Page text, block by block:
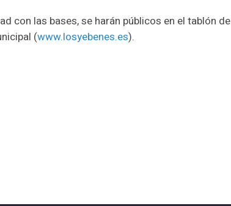
con las bases, se harán públicos en el tablón de
(www.losyebenes.es).